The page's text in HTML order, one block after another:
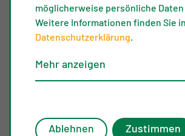
möglicherweise persönliche
Weitere Informationen finden Sie
Datenschutzerklärung.
Mehr anzeigen
Ablehnen Zustimmen